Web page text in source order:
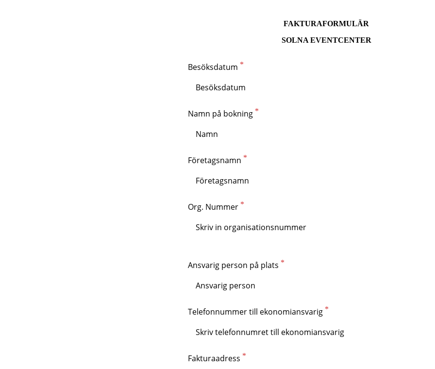
FAKTURAFORMULÄR
SOLNA EVENTCENTER
Besöksdatum
Namn på bokning
Företagsnamn
Org. Nummer
Ansvarig person på plats
Telefonnummer till ekonomiansvarig
Fakturaadress